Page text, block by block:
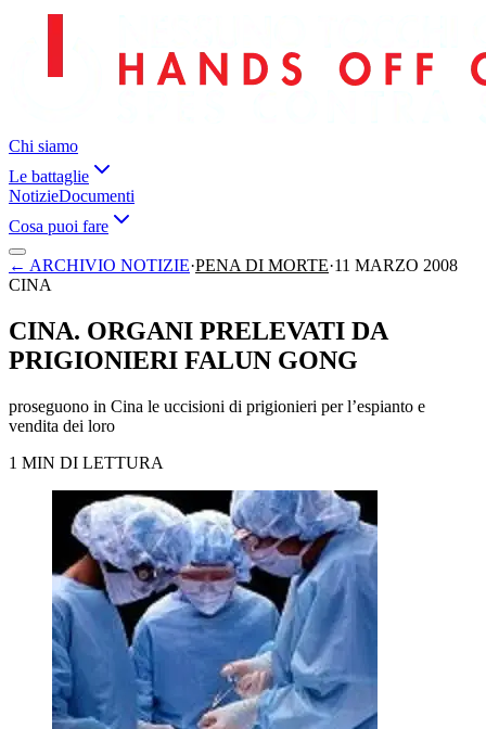
Chi siamo
Le battaglie
NotizieDocumenti
Cosa puoi fare
← ARCHIVIO NOTIZIE·PENA DI MORTE·11 MARZO 2008
CINA
CINA. ORGANI PRELEVATI DA
PRIGIONIERI FALUN GONG
proseguono in Cina le uccisioni di prigionieri per l’espianto e
vendita dei loro
1 MIN DI LETTURA